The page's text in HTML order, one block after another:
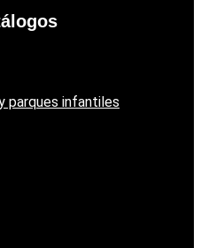
parques infantiles